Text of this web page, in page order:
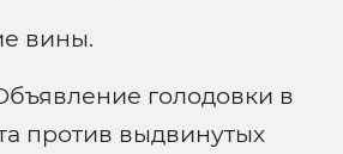
вины.
голодовки в
против выдвинутых